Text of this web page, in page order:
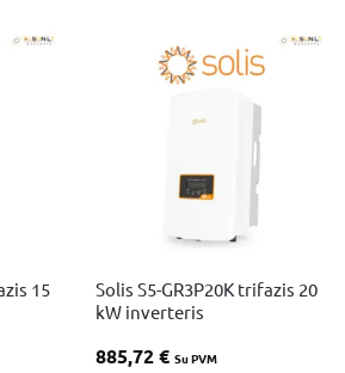
15
Solis S5-GR3P20K trifazis 20
kW inverteris
885,72€ Su PVM